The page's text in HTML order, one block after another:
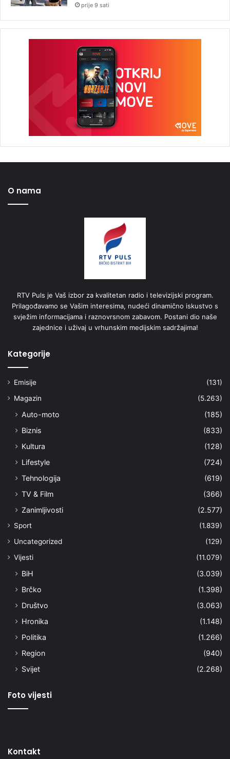
prije 9 sati
O nama
RTV Puls je Vaš izbor za kvalitetan radio i televizijski program.
Prilagođavamo se Vašim interesima, nudeći dinamično iskustvo s
svježim informacijama i raznovrsnom zabavom. Postani dio naše
zajednice i uživaj u vrhunskim medijskim sadržajima!
Kategorije
Emisije
(131)
Magazin
(5.263)
Auto-moto
(185)
Biznis
(833)
Kultura
(128)
Lifestyle
(724)
Tehnologija
(619)
TV & Film
(366)
Zanimljivosti
(2.577)
Sport
(1.839)
Uncategorized
(129)
Vijesti
(11.079)
BiH
(3.039)
Brčko
(1.398)
Društvo
(3.063)
Hronika
(1.148)
Politika
(1.266)
Region
(940)
Svijet
(2.268)
Foto vijesti
Kontakt